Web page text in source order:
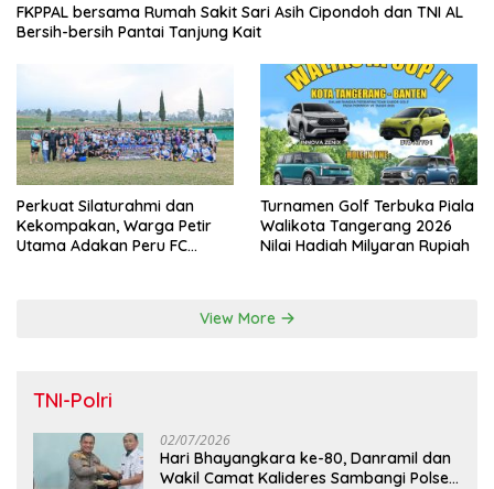
FKPPAL bersama Rumah Sakit Sari Asih Cipondoh dan TNI AL
Bersih-bersih Pantai Tanjung Kait
Perkuat Silaturahmi dan
Kekompakan, Warga Petir
Utama Adakan Peru FC
Turnamen Golf Terbuka Piala
Walikota Tangerang 2026
Nilai Hadiah Milyaran Rupiah
View More
TNI-Polri
02/07/2026
Hari Bhayangkara ke-80, Danramil dan
Wakil Camat Kalideres Sambangi Polsek